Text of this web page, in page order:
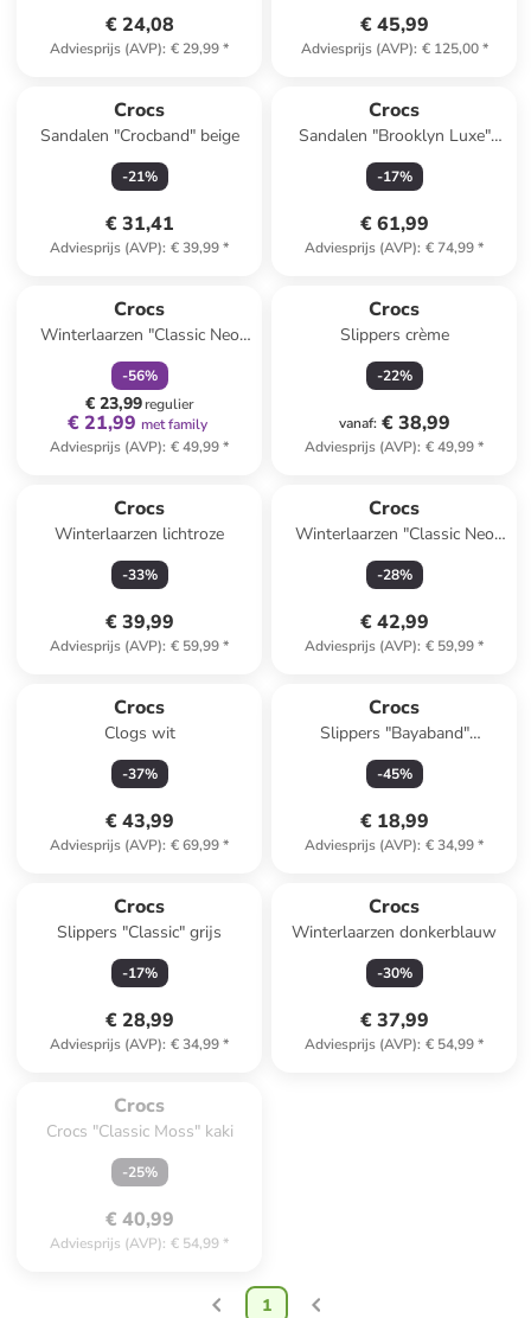
€ 24,08
Adviesprijs (AVP): € 29,99*
€ 45,99
Adviesprijs (AVP): € 125,00*
Crocs
Sandalen "Crocband" beige
-21%
€ 31,41
Adviesprijs (AVP): € 39,99*
Crocs
Sandalen "Brooklyn Luxe"
camel
-17%
€ 61,99
Adviesprijs (AVP): € 74,99*
Crocs
Winterlaarzen "Classic Neo
Puff" donkerblauw
-56%
€ 23,99regulier
€ 21,99 met family
Adviesprijs (AVP): € 49,99*
Crocs
Slippers crème
-22%
vanaf: € 38,99
Adviesprijs (AVP): € 49,99*
Crocs
Winterlaarzen lichtroze
-33%
€ 39,99
Adviesprijs (AVP): € 59,99*
Crocs
Winterlaarzen "Classic Neo
Puff" zwart
-28%
€ 42,99
Adviesprijs (AVP): € 59,99*
Crocs
Clogs wit
-37%
€ 43,99
Adviesprijs (AVP): € 69,99*
Crocs
Slippers "Bayaband"
donkerblauw
-45%
€ 18,99
Adviesprijs (AVP): € 34,99*
Crocs
Slippers "Classic" grijs
-17%
€ 28,99
Adviesprijs (AVP): € 34,99*
Crocs
Winterlaarzen donkerblauw
-30%
€ 37,99
Adviesprijs (AVP): € 54,99*
uitverkocht.
Crocs
Crocs "Classic Moss" kaki
-25%
€ 40,99
Adviesprijs (AVP): € 54,99*
1